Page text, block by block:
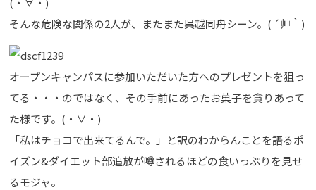
そんな危険な関係の2人が、またまた呉越同舟シーン。( ´艸｀)
オープンキャンパスに参加いただいた方へのプレゼントを狙っ
てる・・・のではなく、その手前にあったお菓子を貪りあって
た様です。(・∀・)
「私はチョコで出来てるんで。」と訳のわからんことを語るポ
イズン&ダイエット部追放が噂されるほどの食いっぷりを見せ
るモジャ。